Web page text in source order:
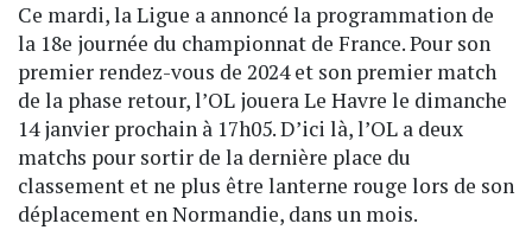
Ce mardi, la Ligue a annoncé la programmation de
la 18e journée du championnat de France. Pour son
premier rendez-vous de 2024 et son premier match
de la phase retour, l’OL jouera Le Havre le dimanche
14 janvier prochain à 17h05. D’ici là, l’OL a deux
matchs pour sortir de la dernière place du
classement et ne plus être lanterne rouge lors de son
déplacement en Normandie, dans un mois.